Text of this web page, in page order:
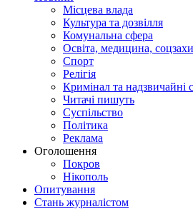
Місцева влада
Культура та дозвілля
Комунальна сфера
Освіта, медицина,
Спорт
Релігія
Кримінал та надзвичайні
Читачі пишуть
Суспільство
Політика
Реклама
Оголошення
Покров
Нікополь
Опитування
Стань журналістом